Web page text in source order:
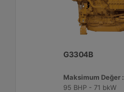
G3304B
Maksimum Değer :
95 BHP - 71 bkW